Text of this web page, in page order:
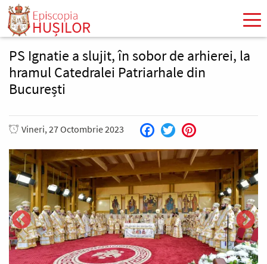
Mergi
conţinutul
principal
PS Ignatie a slujit, în sobor de arhierei, la
hramul Catedralei Patriarhale din
București
Vineri, 27 Octombrie 2023 Facebook
Twitter